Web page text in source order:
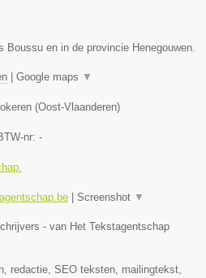
Boussu en in de provincie Henegouwen.
Google maps ▼
(Oost-Vlaanderen)
nr: -
Screenshot ▼
- van Het Tekstagentschap
redactie, SEO teksten, mailingtekst,